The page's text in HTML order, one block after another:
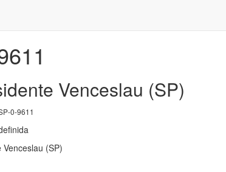
Venceslau (SP)
0-9611
(SP)